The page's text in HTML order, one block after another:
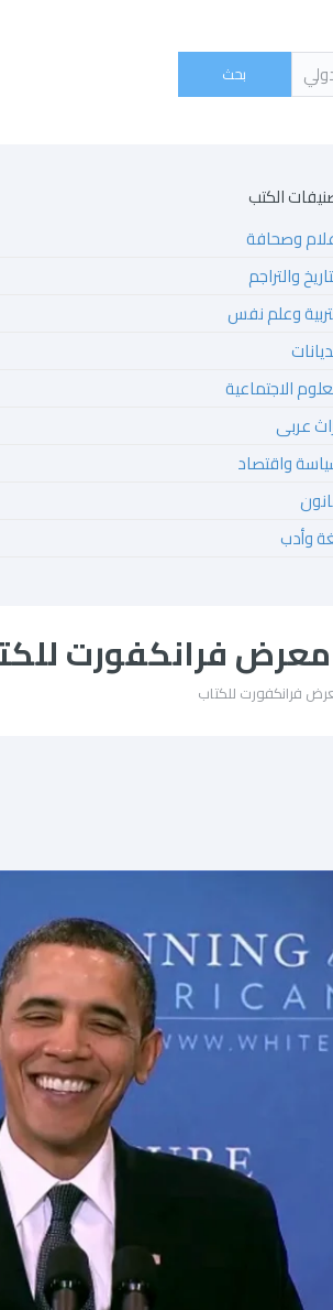
/ الترقيم الدولي
الكتب
وصحافة
والتراجم
وعلم نفس
الاجتماعية
عربى
واقتصاد
وأدب
فرانكفورت
فرانكفورت للكتاب